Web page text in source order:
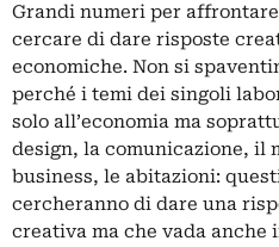
Grandi numeri per
cercare di dare risposte
economiche. Non si
perché i temi dei singoli
solo all’economia ma
design, la comunicazione, il
business, le abitazioni:
cercheranno di dare una
creativa ma che vada anche